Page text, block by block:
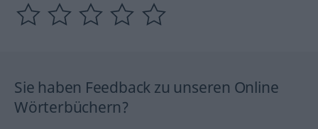
Sie haben Feedback zu unseren Online
Wörterbüchern?